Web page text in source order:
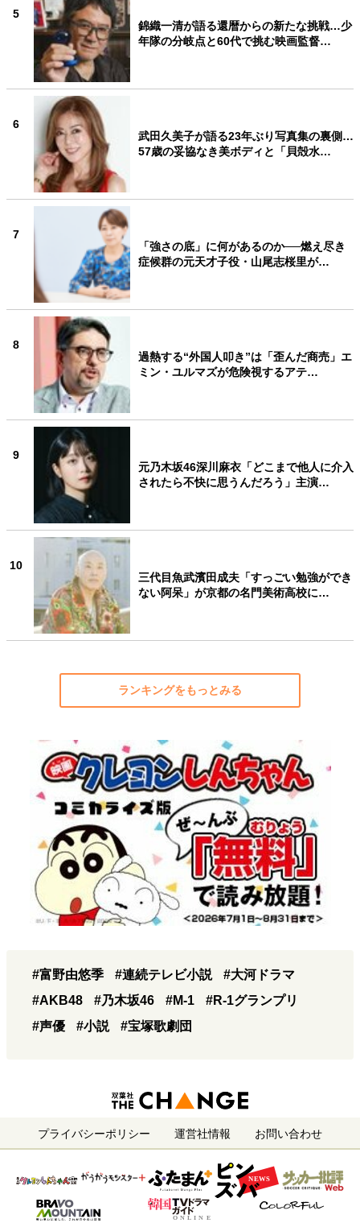
5
錦織一清が語る還暦からの新たな挑戦…少
年隊の分岐点と60代で挑む映画監督…
6
武田久美子が語る23年ぶり写真集の裏側…
57歳の妥協なき美ボディと「貝殻水…
7
「強さの底」に何があるのか──燃え尽き
症候群の元天才子役・山尾志桜里が…
8
過熱する“外国人叩き”は「歪んだ商売」エ
ミン・ユルマズが危険視するアテ…
9
元乃木坂46深川麻衣「どこまで他人に介入
されたら不快に思うんだろう」主演…
10
三代目魚武濱田成夫「すっごい勉強ができ
ない阿呆」が京都の名門美術高校に…
ランキングをもっとみる
#富野由悠季 #連続テレビ小説
#大河ドラマ
#AKB48
#乃木坂46 #M-1
#R-1グランプリ
#声優
#小説 #宝塚歌劇団
プライバシーポリシー 運営社情報 お問い合わせ